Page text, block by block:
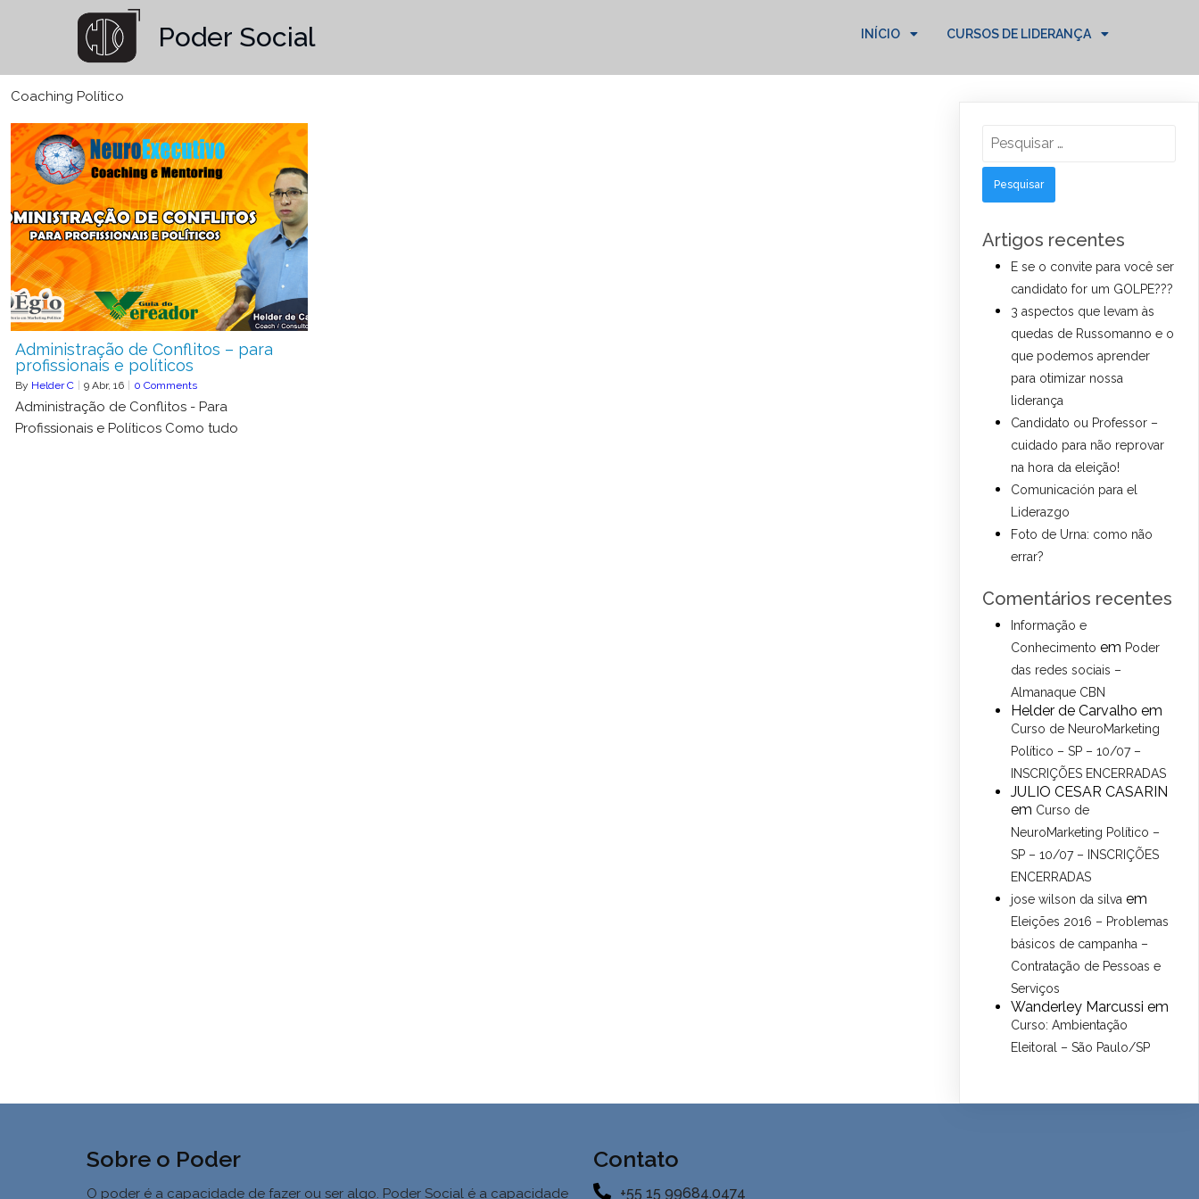
Poder Social INÍCIO CURSOS DE LIDERANÇA
Coaching Político
Administração de Conflitos – para
profissionais e políticos
By Helder C | 9 Abr, 16 | 0 Comments
Administração de Conflitos - Para
Profissionais e Políticos Como tudo
por:
Artigos recentes
E se o convite para você ser
candidato for um GOLPE???
3 aspectos que levam às
quedas de Russomanno e o
que podemos aprender
para otimizar nossa
liderança
Candidato ou Professor –
cuidado para não reprovar
na hora da eleição!
Comunicación para el
Liderazgo
Foto de Urna: como não
errar?
Comentários recentes
Informação e
Conhecimento em Poder
das redes sociais –
Almanaque CBN
Helder de Carvalho em
Curso de NeuroMarketing
Político – SP – 10/07 –
INSCRIÇÕES ENCERRADAS
JULIO CESAR CASARIN
em Curso de
NeuroMarketing Político –
SP – 10/07 – INSCRIÇÕES
ENCERRADAS
jose wilson da silva em
Eleições 2016 – Problemas
básicos de campanha –
Contratação de Pessoas e
Serviços
Wanderley Marcussi em
Curso: Ambientação
Eleitoral – São Paulo/SP
Sobre o Poder
O poder é a capacidade de fazer ou ser algo. Poder Social é a capacidade
Contato
+55 15 99684.0474